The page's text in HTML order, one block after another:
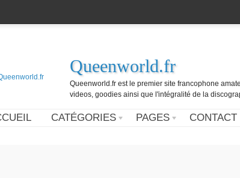
Queenworld.fr
Queenworld.fr est le premier site francophone
videos, goodies ainsi que l'intégralité de la
CATÉGORIES PAGES CONTACT